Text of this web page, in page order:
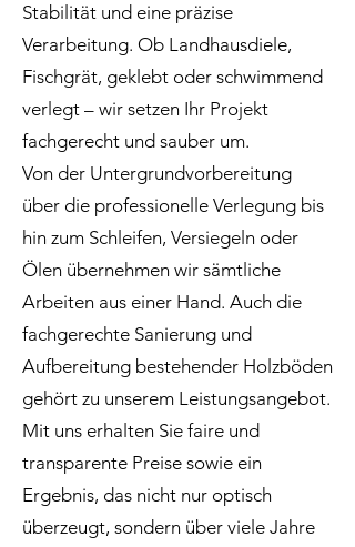
Stabilität und eine präzise
Verarbeitung. Ob Landhausdiele,
Fischgrät, geklebt oder schwimmend
verlegt – wir setzen Ihr Projekt
fachgerecht und sauber um.
Von der Untergrundvorbereitung
über die professionelle Verlegung bis
hin zum Schleifen, Versiegeln oder
Ölen übernehmen wir sämtliche
Arbeiten aus einer Hand. Auch die
fachgerechte Sanierung und
Aufbereitung bestehender Holzböden
gehört zu unserem Leistungsangebot.
Mit uns erhalten Sie faire und
transparente Preise sowie ein
Ergebnis, das nicht nur optisch
überzeugt, sondern über viele Jahre